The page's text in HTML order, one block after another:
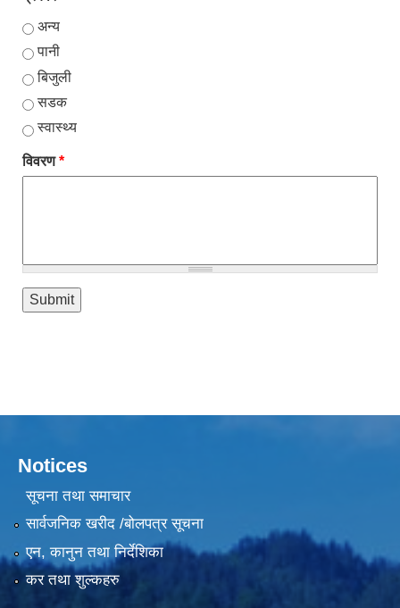
अन्य
पानी
बिजुली
सडक
स्वास्थ्य
विवरण*
Notices
सूचना तथा समाचार
सार्वजनिक खरीद /बोलपत्र सूचना
एन, कानुन तथा निर्देशिका
कर तथा शुल्कहरु